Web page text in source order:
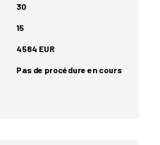
30
15
4584 EUR
Pas de procédure en cours